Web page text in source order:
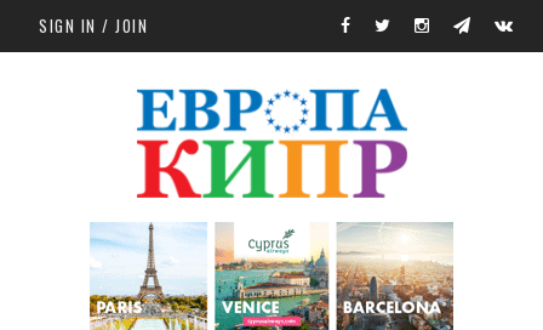
Skip to main content
SIGN IN / JOIN